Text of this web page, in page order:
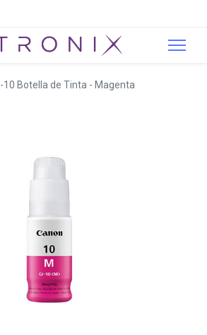
10 Botella de Tinta - Magenta